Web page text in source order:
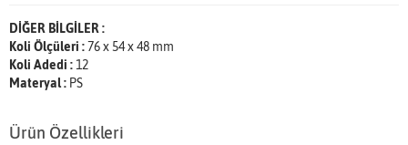
DİĞER BİLGİLER :
Koli Ölçüleri :76 x 54 x 48 mm
Koli Adedi :12
Materyal : PS
Ürün Özellikleri